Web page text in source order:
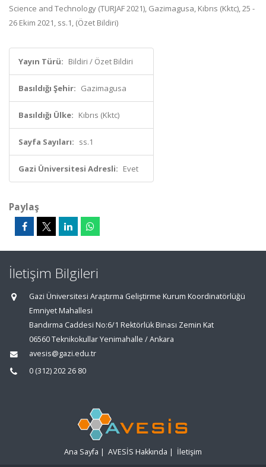
Science and Technology (TURJAF 2021), Gazimagusa, Kıbrıs (Kktc), 25 -
26 Ekim 2021, ss.1, (Özet Bildiri)
Yayın Türü: Bildiri / Özet Bildiri
Basıldığı Şehir: Gazimagusa
Basıldığı Ülke: Kıbrıs (Kktc)
Sayfa Sayıları: ss.1
Gazi Üniversitesi Adresli: Evet
Paylaş
İletişim Bilgileri
Gazi Üniversitesi Araştırma Geliştirme Kurum Koordinatörlüğü
Emniyet Mahallesi
Bandırma Caddesi No:6/1 Rektörlük Binası Zemin Kat
06560 Teknikokullar Yenimahalle / Ankara
avesis@gazi.edu.tr
0 (312) 202 26 80
Ana Sayfa | AVESİS Hakkında | İletişim